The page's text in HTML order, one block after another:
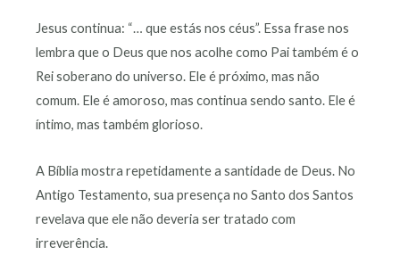
Jesus continua: “… que estás nos céus”. Essa frase nos
lembra que o Deus que nos acolhe como Pai também é o
Rei soberano do universo. Ele é próximo, mas não
comum. Ele é amoroso, mas continua sendo santo. Ele é
íntimo, mas também glorioso.
A Bíblia mostra repetidamente a santidade de Deus. No
Antigo Testamento, sua presença no Santo dos Santos
revelava que ele não deveria ser tratado com
irreverência.